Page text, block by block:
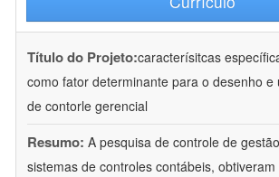
Título do Projeto:caracterísitcas
como fator determinante para o desenho e
de contorle gerencial
Resumo: A pesquisa de controle de
sistemas de controles contábeis,